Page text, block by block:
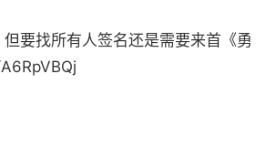
要找所有人签名还是需要来首《勇